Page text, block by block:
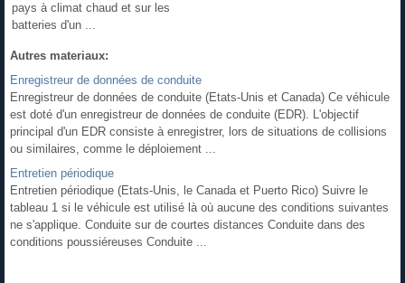
pays à climat chaud et sur les
batteries d'un ...
Autres materiaux:
Enregistreur de données de conduite
Enregistreur de données de conduite (Etats-Unis et Canada) Ce véhicule
est doté d'un enregistreur de données de conduite (EDR). L'objectif
principal d'un EDR consiste à enregistrer, lors de situations de collisions
ou similaires, comme le déploiement ...
Entretien périodique
Entretien périodique (Etats-Unis, le Canada et Puerto Rico) Suivre le
tableau 1 si le véhicule est utilisé là où aucune des conditions suivantes
ne s'applique. Conduite sur de courtes distances Conduite dans des
conditions poussiéreuses Conduite ...